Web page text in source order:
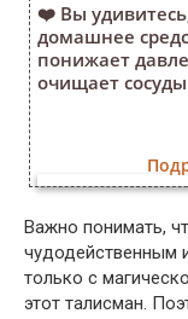
❤️ Вы
домашнее
понижает
очищает
Важно понимать,
чудодейственным
только с
этот талисман.